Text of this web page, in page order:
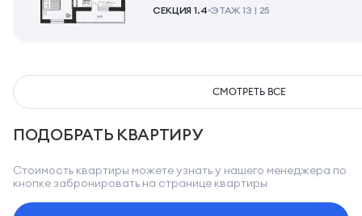
СМОТРЕТЬ ВСЕ
СЕКЦИЯ 1.4 ЭТАЖ 13 | 25
ПОДОБРАТЬ КВАРТИРУ
Стоимость квартиры можете узнать у нашего менеджера по
кнопке забронировать на странице квартиры